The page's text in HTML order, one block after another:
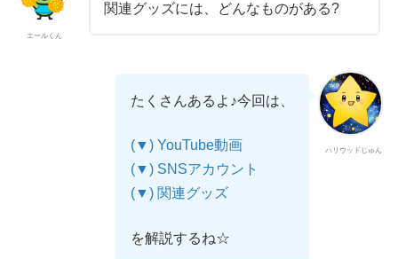
エールくん
関連グッズには、どんなものがある?
ハリウッドじゅん
たくさんあるよ♪今回は、
(▼) YouTube動画
(▼) SNSアカウント
(▼) 関連グッズ
を解説するね☆